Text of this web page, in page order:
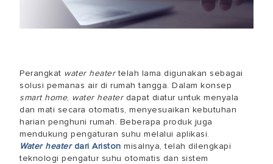
Perangkat water heatertelah lama digunakan sebagai
solusi pemanas air di rumah tangga. Dalam konsep
smart home, water heaterdapat diatur untuk menyala
dan mati secara otomatis, menyesuaikan kebutuhan
harian penghuni rumah. Beberapa produk juga
mendukung pengaturan suhu melalui aplikasi.
Water heaterdari Ariston misalnya, telah dilengkapi
teknologi pengatur suhu otomatis dan sistem